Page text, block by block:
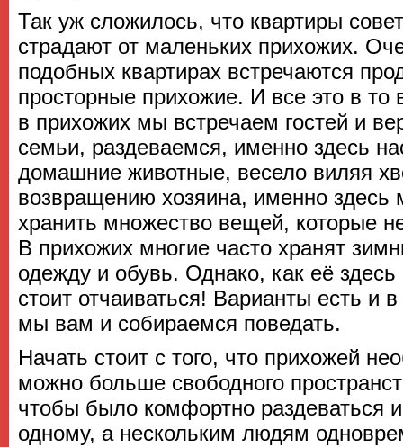
Так уж сложилось, что квартиры
страдают от маленьких прихожих.
подобных квартирах встречаются
просторные прихожие. И все это в то
в прихожих мы встречаем гостей и
семьи, раздеваемся, именно здесь
домашние животные, весело виляя
возвращению хозяина, именно здесь
хранить множество вещей, которые
В прихожих многие часто хранят
одежду и обувь. Однако, как её
стоит отчаиваться! Варианты есть и
мы вам и собираемся поведать.
Начать стоит с того, что прихожей
можно больше свободного
чтобы было комфортно раздеваться
одному, а нескольким людям